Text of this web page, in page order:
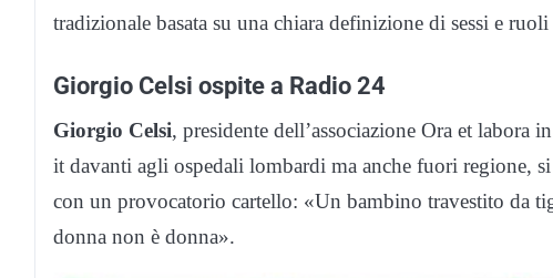
tradizionale basata su una chiara definizione di sessi e
Giorgio Celsi ospite a Radio 24
Giorgio Celsi, presidente dell’associazione Ora et labora
it davanti agli ospedali lombardi ma anche fuori regione,
con un provocatorio cartello: «Un bambino travestito da
donna non è donna».